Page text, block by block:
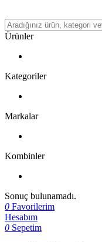
Ürünler
Kategoriler
Markalar
Kombinler
Sonuç bulunamadı.
0 Favorilerim
Hesabım
0 Sepetim